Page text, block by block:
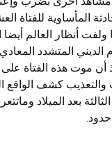
المأساوية للفتاة
ولفت أنظار العالم
الديني المتشدد
أن موت هذه الفتاة على
کشف الواقع
الثالثة بعد الميلاد